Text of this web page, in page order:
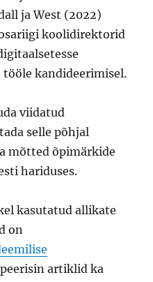
ja West (2022)
koolidirektorid
kandideerimisel.
viidatud
selle põhjal
mõtted õpimärkide
hariduses.
kasutatud allikate
on
artiklid ka